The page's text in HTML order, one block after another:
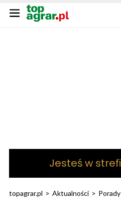
Jesteś w
topagrar.pl > Aktualności >